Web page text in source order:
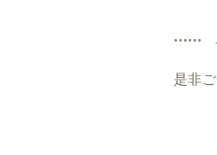
……
是非